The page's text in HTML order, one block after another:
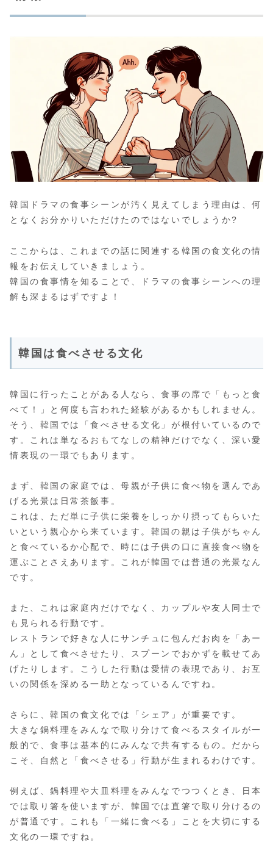
韓国ドラマの食事シーンが汚く見えてしまう理由は、何
となくお分かりいただけたのではないでしょうか?
ここからは、これまでの話に関連する韓国の食文化の情
報をお伝えしていきましょう。
韓国の食事情を知ることで、ドラマの食事シーンへの理
解も深まるはずですよ！
韓国は食べさせる文化
韓国に行ったことがある人なら、食事の席で「もっと食
べて！」と何度も言われた経験があるかもしれません。
そう、韓国では「食べさせる文化」が根付いているので
す。これは単なるおもてなしの精神だけでなく、深い愛
情表現の一環でもあります。
まず、韓国の家庭では、母親が子供に食べ物を選んであ
げる光景は日常茶飯事。
これは、ただ単に子供に栄養をしっかり摂ってもらいた
いという親心から来ています。韓国の親は子供がちゃん
と食べているか心配で、時には子供の口に直接食べ物を
運ぶことさえあります。これが韓国では普通の光景なん
です​。
また、これは家庭内だけでなく、カップルや友人同士で
も見られる行動です。
レストランで好きな人にサンチュに包んだお肉を「あー
ん」として食べさせたり、スプーンでおかずを載せてあ
げたりします。こうした行動は愛情の表現であり、お互
いの関係を深める一助となっているんですね。
さらに、韓国の食文化では「シェア」が重要です。
大きな鍋料理をみんなで取り分けて食べるスタイルが一
般的で、食事は基本的にみんなで共有するもの。だから
こそ、自然と「食べさせる」行動が生まれるわけです。
例えば、鍋料理や大皿料理をみんなでつつくとき、日本
では取り箸を使いますが、韓国では直箸で取り分けるの
が普通です。これも「一緒に食べる」ことを大切にする
文化の一環ですね​​。